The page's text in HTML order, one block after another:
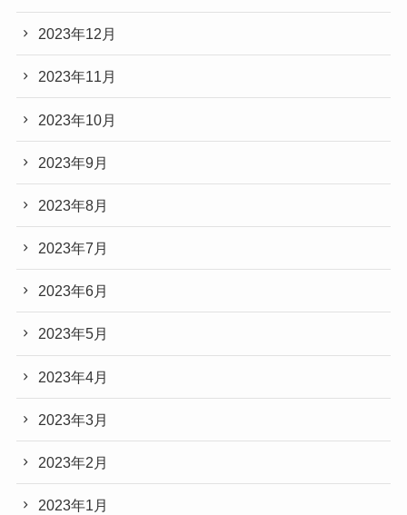
2023年12月
2023年11月
2023年10月
2023年9月
2023年8月
2023年7月
2023年6月
2023年5月
2023年4月
2023年3月
2023年2月
2023年1月